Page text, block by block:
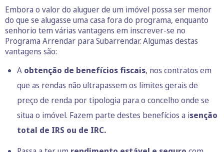
Embora o valor do aluguer de um imóvel possa ser menor
do que se alugasse uma casa fora do programa, enquanto
senhorio tem várias vantagens em inscrever-se no
Programa Arrendar para Subarrendar. Algumas destas
vantagens são:
A obtenção de benefícios fiscais, nos contratos em
que as rendas não ultrapassem os limites gerais de
preço de renda por tipologia para o concelho onde se
situa o imóvel. Fazem parte destes benefícios a isenção
total de IRS ou de IRC.